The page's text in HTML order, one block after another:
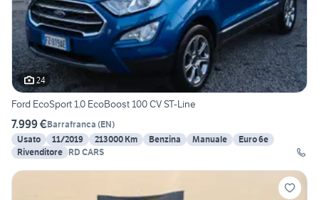
24
Ford EcoSport 1.0 EcoBoost 100 CV ST-Line
7.999 €Barrafranca (EN)
Usato
11/2019 213000 Km Benzina Manuale
Euro 6e
Rivenditore RD CARS